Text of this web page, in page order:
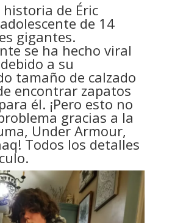
historia de Éric
de 14
gigantes.
se ha hecho viral
a su
tamaño de calzado
encontrar zapatos
él. ¡Pero esto no
gracias a la
Under Armour,
Todos los detalles